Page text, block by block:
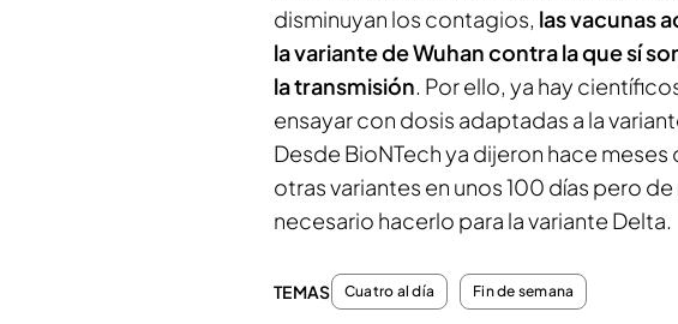
disminuyan los contagios, las vacunas
la variante de Wuhan contra la que sí
la transmisión. Por ello, ya hay
ensayar con dosis adaptadas a la
Desde BioNTech ya dijeron hace
otras variantes en unos 100 días pero
necesario hacerlo para la variante Delta.
TEMAS Cuatro al día Fin de semana